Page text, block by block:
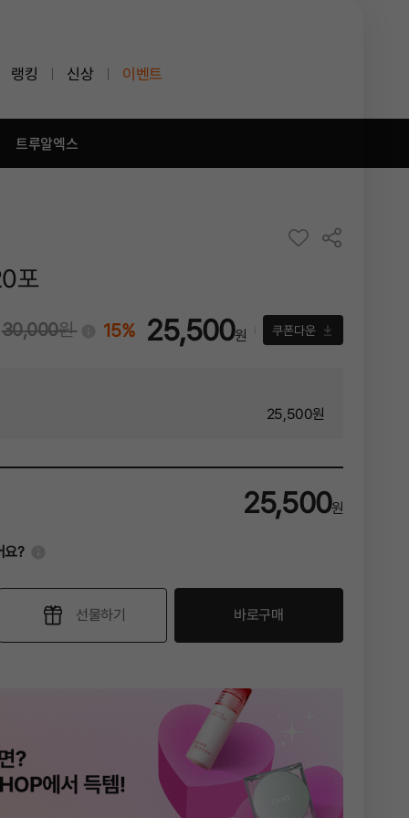
랭킹 신상 이벤트
트루알엑스
포
30,000원 15% 25,500원 쿠폰다운
25,500원
25,500원
요?
선물하기 바로구매